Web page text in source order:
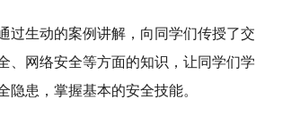
过生动的案例讲解，向同学们传授了交
、网络安全等方面的知识，让同学们学
隐患，掌握基本的安全技能。